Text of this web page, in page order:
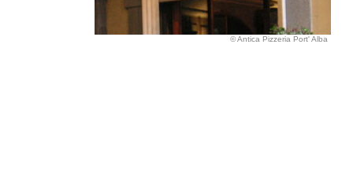
© Antica Pizzeria Port' Alba